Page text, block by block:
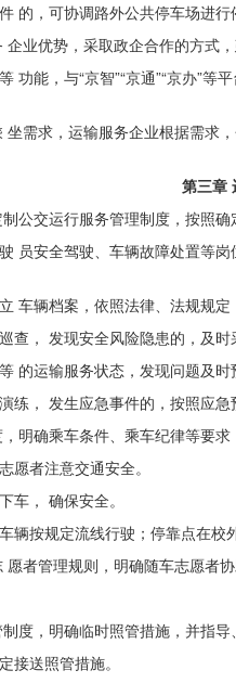
的，可协调路外公共停车场进
业优势，采取政企合作的方式
能，与“京智”“京通”“京办”
需求，运输服务企业根据需
第三章
制公交运行服务管理制度，按照
员安全驾驶、车辆故障处置等
车辆档案，依照法律、法规规
查， 发现安全风险隐患的，及时
的运输服务状态，发现问题及
练， 发生应急事件的，按照应急
明确乘车条件、乘车纪律等要求
愿者注意交通安全。
车， 确保安全。
辆按规定流线行驶；停靠点在校
者管理规则，明确随车志愿者
制度，明确临时照管措施，并指导
接送照管措施。